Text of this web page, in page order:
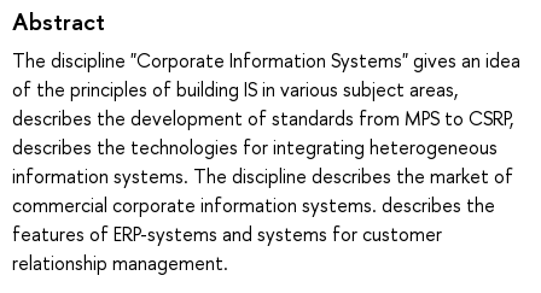
Abstract
The discipline "Corporate Information Systems" gives an idea
of the principles of building IS in various subject areas,
describes the development of standards from MPS to CSRP,
describes the technologies for integrating heterogeneous
information systems. The discipline describes the market of
commercial corporate information systems. describes the
features of ERP-systems and systems for customer
relationship management.